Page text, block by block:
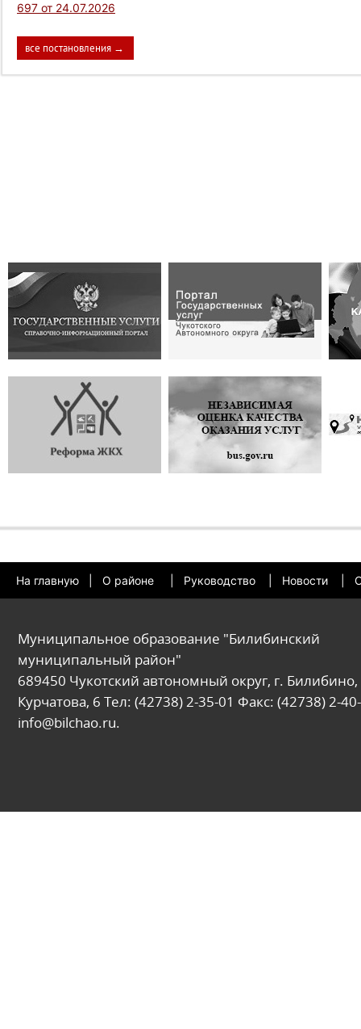
697 от 24.07.2026
все постановления →
На главную О районе Руководство Новости
Муниципальное образование "Билибинский
муниципальный район"
689450 Чукотский автономный округ, г. Билибино,
Курчатова, 6 Тел: (42738) 2-35-01 Факс: (42738) 2-
info@bilchao.ru.